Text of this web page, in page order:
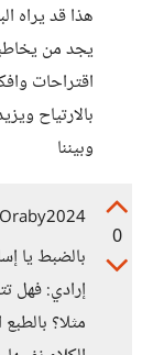
هذا قد يراه
يجد من
اقتراحات
بالارتياح
وبيننا
0
بالضبط يا
إرادي: فهل
مثلا؟